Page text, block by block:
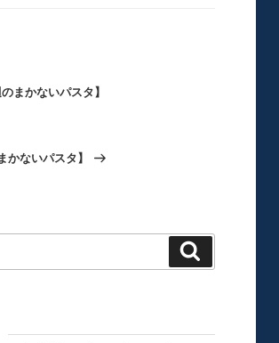
のまかないパスタ】
かないパスタ】